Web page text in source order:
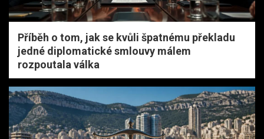
Příběh o tom, jak se kvůli špatnému překladu
jedné diplomatické smlouvy málem
rozpoutala válka